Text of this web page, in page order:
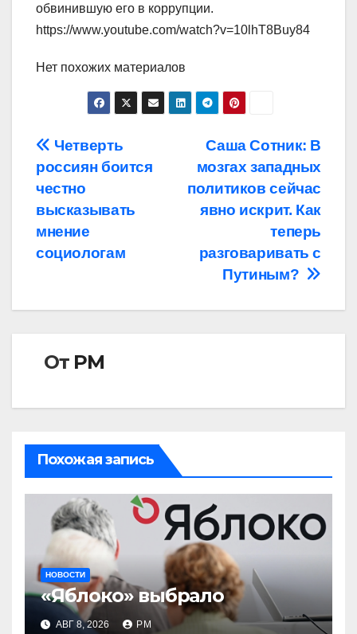
обвинившую его в коррупции.
https://www.youtube.com/watch?v=10lhT8Buy84
Нет похожих материалов
Навигация
по
записям
Саша Сотник: В
мозгах западных
политиков сейчас
явно искрит. Как
теперь
разговаривать с
Путиным?
Четверть
россиян боится
честно
высказывать
мнение
социологам
От РМ
Похожая запись
НОВОСТИ
«Яблоко» выбрало
АВГ 8, 2026 РМ